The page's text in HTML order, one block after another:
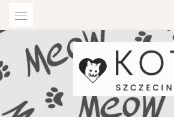
treści